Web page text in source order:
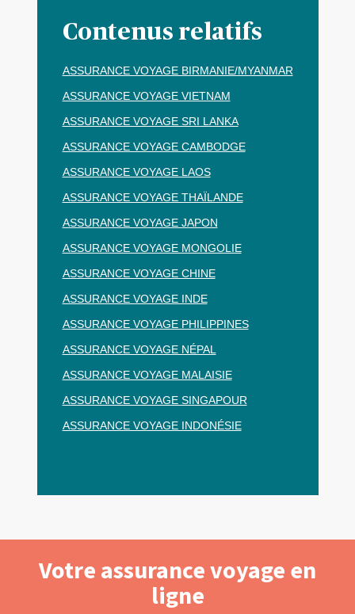
Contenus relatifs
ASSURANCE VOYAGE BIRMANIE/MYANMAR
ASSURANCE VOYAGE VIETNAM
ASSURANCE VOYAGE SRI LANKA
ASSURANCE VOYAGE CAMBODGE
ASSURANCE VOYAGE LAOS
ASSURANCE VOYAGE THAÏLANDE
ASSURANCE VOYAGE JAPON
ASSURANCE VOYAGE MONGOLIE
ASSURANCE VOYAGE CHINE
ASSURANCE VOYAGE INDE
ASSURANCE VOYAGE PHILIPPINES
ASSURANCE VOYAGE NÉPAL
ASSURANCE VOYAGE MALAISIE
ASSURANCE VOYAGE SINGAPOUR
ASSURANCE VOYAGE INDONÉSIE
Votre assurance voyage en
ligne